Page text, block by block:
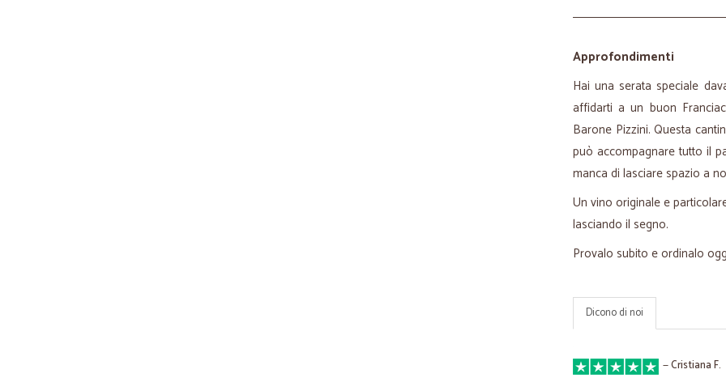
Approfondimenti
Hai una serata speciale
affidarti a un buon
Barone Pizzini. Questa
può accompagnare tutto il
manca di lasciare spazio a
Un vino originale e
lasciando il segno.
Provalo subito e ordinalo
Dicono di noi
—Cristiana F.